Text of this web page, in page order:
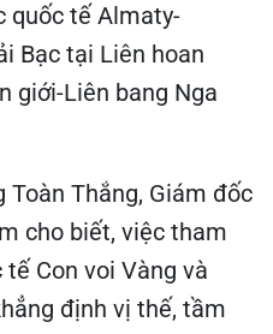
quốc tế Almaty-
Bạc tại Liên hoan
giới-Liên bang Nga
Toàn Thắng, Giám đốc
cho biết, việc tham
Con voi Vàng và
định vị thế, tầm